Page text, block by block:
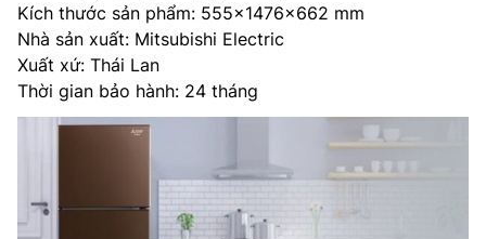
Kích thước sản phẩm: 555×1476×662 mm
Nhà sản xuất: Mitsubishi Electric
Xuất xứ: Thái Lan
Thời gian bảo hành: 24 tháng